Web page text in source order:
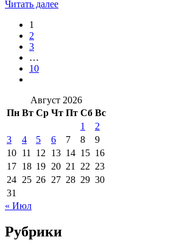
Читать далее
1
2
3
…
10
Август 2026
Пн Вт Ср Чт Пт Сб Вс
1
2
3
4 5 6 7 8
9
10 11 12 13 14 15 16
17 18 19 20 21 22 23
24 25 26 27 28 29 30
31
« Июл
Рубрики